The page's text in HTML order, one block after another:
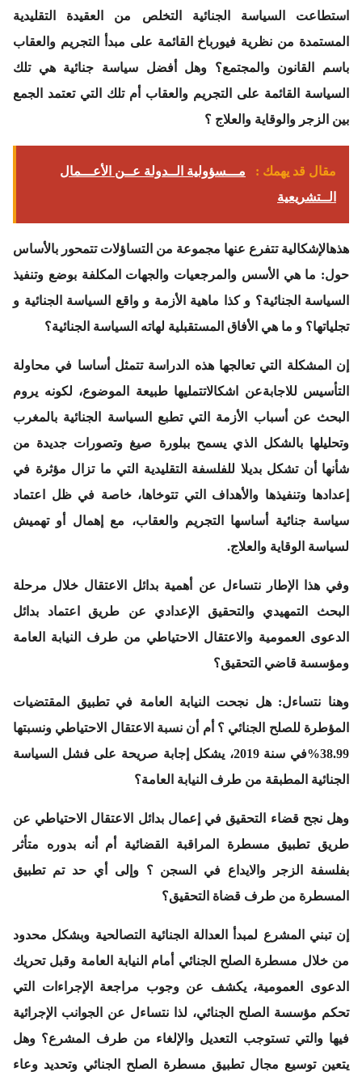
استطاعت السياسة الجنائية التخلص من العقيدة التقليدية
المستمدة من نظرية فيورباخ القائمة على مبدأ التجريم والعقاب
باسم القانون والمجتمع؟ وهل أفضل سياسة جنائية هي تلك
السياسة القائمة على التجريم والعقاب أم تلك التي تعتمد الجمع
بين الزجر والوقاية والعلاج ؟
مقال قد يهمك :
مـــسؤولية الــدولة عــن الأعـــمال
الــتشريعية
هذهالإشكالية تتفرع عنها مجموعة من التساؤلات تتمحور بالأساس
حول: ما هي الأسس والمرجعيات والجهات المكلفة بوضع وتنفيذ
السياسة الجنائية؟ و كذا ماهية الأزمة و واقع السياسة الجنائية و
تجلياتها؟ و ما هي الأفاق المستقبلية لهاته السياسة الجنائية؟
إن المشكلة التي تعالجها هذه الدراسة تتمثل أساسا في محاولة
التأسيس للاجابةعن اشكالاتتمليها طبيعة الموضوع، لكونه يروم
البحث عن أسباب الأزمة التي تطبع السياسة الجنائية بالمغرب
وتحليلها بالشكل الذي يسمح ببلورة صيغ وتصورات جديدة من
شأنها أن تشكل بديلا للفلسفة التقليدية التي ما تزال مؤثرة في
إعدادها وتنفيذها والأهداف التي تتوخاها، خاصة في ظل اعتماد
سياسة جنائية أساسها التجريم والعقاب، مع إهمال أو تهميش
لسياسة الوقاية والعلاج.
وفي هذا الإطار نتساءل عن أهمية بدائل الاعتقال خلال مرحلة
البحث التمهيدي والتحقيق الإعدادي عن طريق اعتماد بدائل
الدعوى العمومية والاعتقال الاحتياطي من طرف النيابة العامة
ومؤسسة قاضي التحقيق؟
وهنا نتساءل: هل نجحت النيابة العامة في تطبيق المقتضيات
المؤطرة للصلح الجنائي ؟ أم أن نسبة الاعتقال الاحتياطي ونسبتها
38.99%في سنة 2019، يشكل إجابة صريحة على فشل السياسة
الجنائية المطبقة من طرف النيابة العامة؟
وهل نجح قضاء التحقيق في إعمال بدائل الاعتقال الاحتياطي عن
طريق تطبيق مسطرة المراقبة القضائية أم أنه بدوره متأثر
بفلسفة الزجر والايداع في السجن ؟ وإلى أي حد تم تطبيق
المسطرة من طرف قضاة التحقيق؟
إن تبني المشرع لمبدأ العدالة الجنائية التصالحية وبشكل محدود
من خلال مسطرة الصلح الجنائي أمام النيابة العامة وقبل تحريك
الدعوى العمومية، يكشف عن وجوب مراجعة الإجراءات التي
تحكم مؤسسة الصلح الجنائي، لذا نتساءل عن الجوانب الإجرائية
فيها والتي تستوجب التعديل والإلغاء من طرف المشرع؟ وهل
يتعين توسيع مجال تطبيق مسطرة الصلح الجنائي وتحديد وعاء